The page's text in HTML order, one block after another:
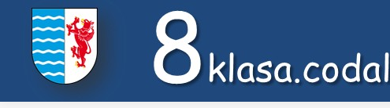
Uwaga:
witryna
zawiera